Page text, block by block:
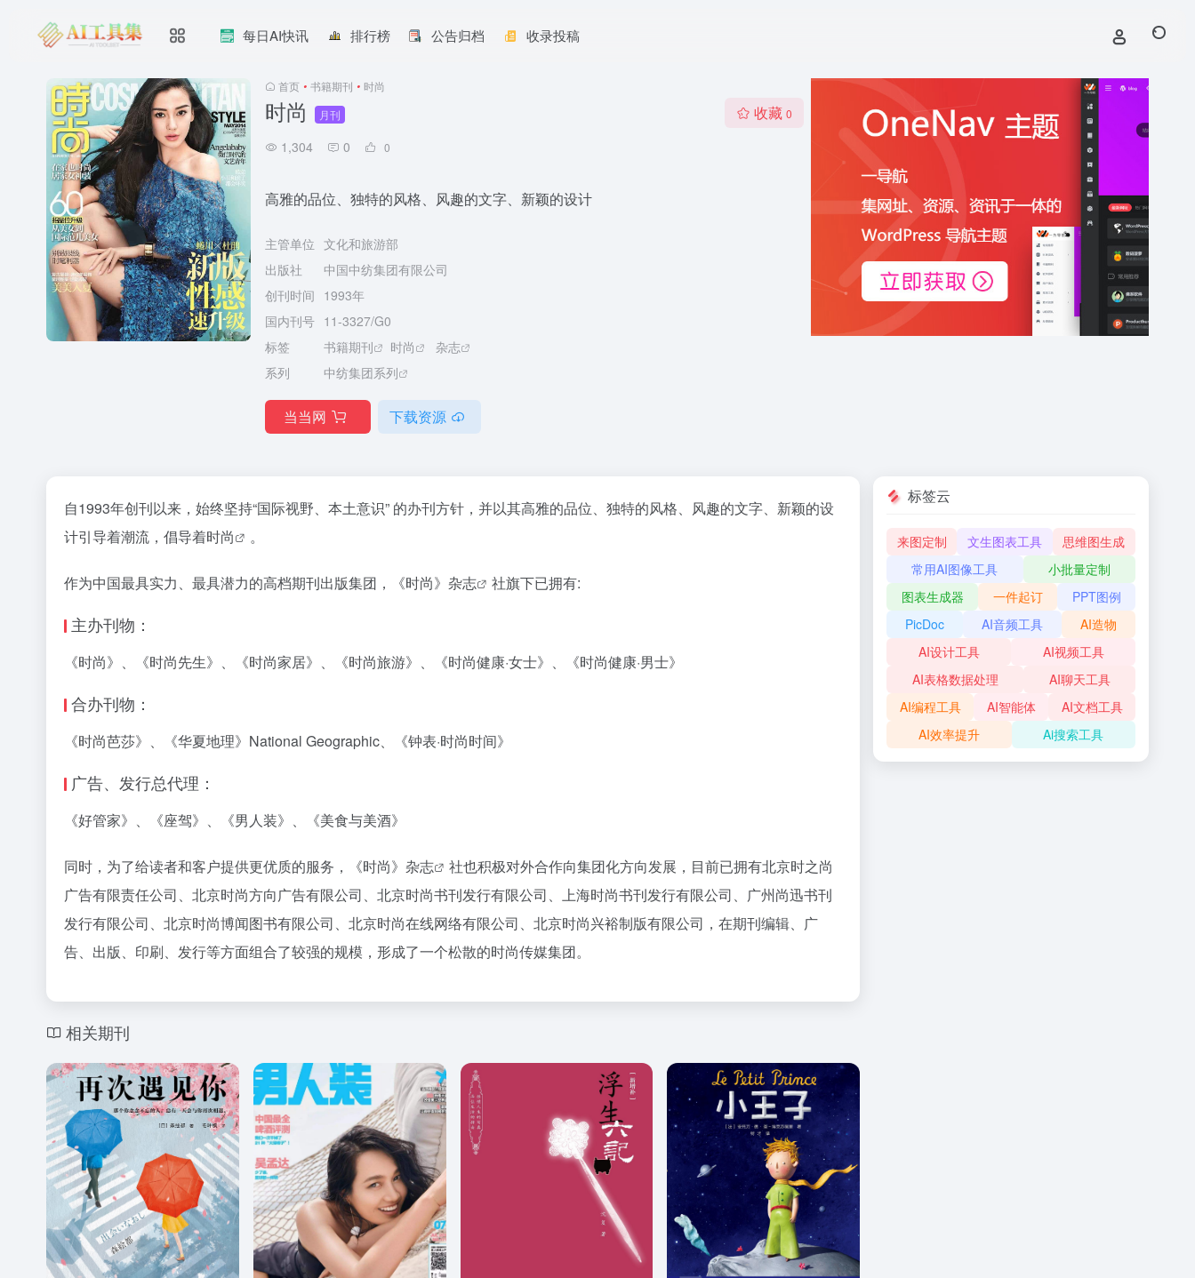
每日AI快讯 排行榜 公告归档 收录投稿
首页 • 书籍期刊 • 时尚
时尚 月刊
1,304 0 0
收藏 0
高雅的品位、独特的风格、风趣的文字、新颖的设计
主管单位 文化和旅游部
出版社
中国中纺集团有限公司
创刊时间 1993年
国内刊号 11-3327/G0
标签
书籍期刊 时尚
杂志
系列
中纺集团系列
当当网 下载资源
自1993年创刊以来，始终坚持“国际视野、本土意识” 的办刊方针，并以其高雅的品位、独特的风格、风趣的文字、新颖的设
计引导着潮流，倡导着时尚 。
作为中国最具实力、最具潜力的高档期刊出版集团，《时尚》 杂志 社旗下已拥有:
主办刊物：
《时尚》、《时尚先生》、《时尚家居》、《时尚旅游》、《时尚健康·女士》、《时尚健康·男士》
合办刊物：
《时尚芭莎》、《华夏地理》National Geographic、《钟表·时尚时间》
广告、发行总代理：
《好管家》、《座驾》、《男人装》、《美食与美酒》
同时，为了给读者和客户提供更优质的服务，《时尚》 杂志
社也积极对外合作向集团化方向发展，目前已拥有北京时之尚
广告有限责任公司、北京时尚方向广告有限公司、北京时尚书刊发行有限公司、上海时尚书刊发行有限公司、广州尚迅书刊
发行有限公司、北京时尚博闻图书有限公司、北京时尚在线网络有限公司、北京时尚兴裕制版有限公司，在期刊编辑、广
告、出版、印刷、发行等方面组合了较强的规模，形成了一个松散的时尚传媒集团。
相关期刊
标签云
来图定制 文生图表工具
思维图生成
常用AI图像工具
小批量定制
图表生成器
一件起订
PPT图例
PicDoc
AI音频工具
AI造物
AI设计工具
AI视频工具
AI表格数据处理
AI聊天工具
AI编程工具
AI智能体
AI文档工具
AI效率提升
Ai搜索工具